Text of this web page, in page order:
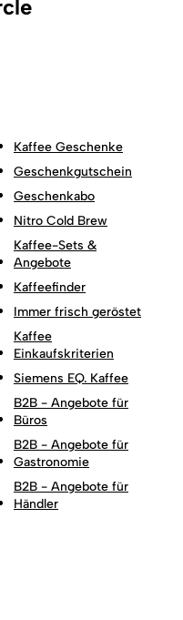
Kaffee Geschenke
Geschenkgutschein
Geschenkabo
Nitro Cold Brew
Kaffee-Sets &
Angebote
Kaffeefinder
Immer frisch geröstet
Kaffee
Einkaufskriterien
Siemens EQ. Kaffee
B2B - Angebote für
Büros
B2B - Angebote für
Gastronomie
B2B - Angebote für
Händler